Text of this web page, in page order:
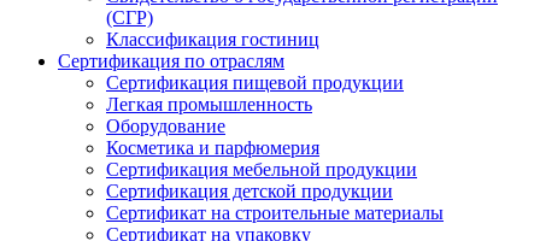
(СГР)
Классификация гостиниц
Сертификация по отраслям
Сертификация пищевой продукции
Легкая промышленность
Оборудование
Косметика и парфюмерия
Сертификация мебельной продукции
Сертификация детской продукции
Сертификат на строительные материалы
Сертификат на упаковку